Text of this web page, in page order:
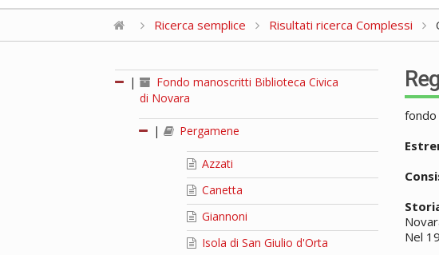
Ricerca semplice Risultati ricerca Complessi
|
Fondo manoscritti Biblioteca Civica
di Novara
| Pergamene
Azzati
Canetta
Giannoni
Isola di San Giulio d'Orta
fondo
Nel